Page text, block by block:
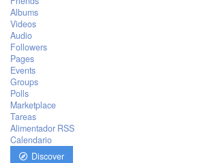
Albums
Videos
Audio
Followers
Pages
Events
Groups
Polls
Marketplace
Tareas
Alimentador RSS
Calendario
Discover